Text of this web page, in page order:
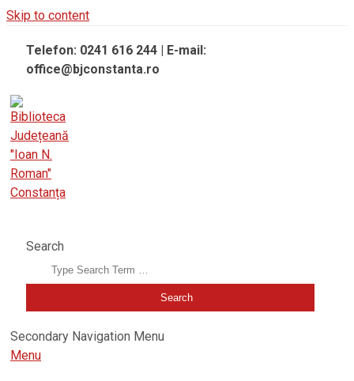
Skip to content
Telefon: 0241 616 244 | E-mail:
office@bjconstanta.ro
Search
Secondary Navigation Menu
Menu